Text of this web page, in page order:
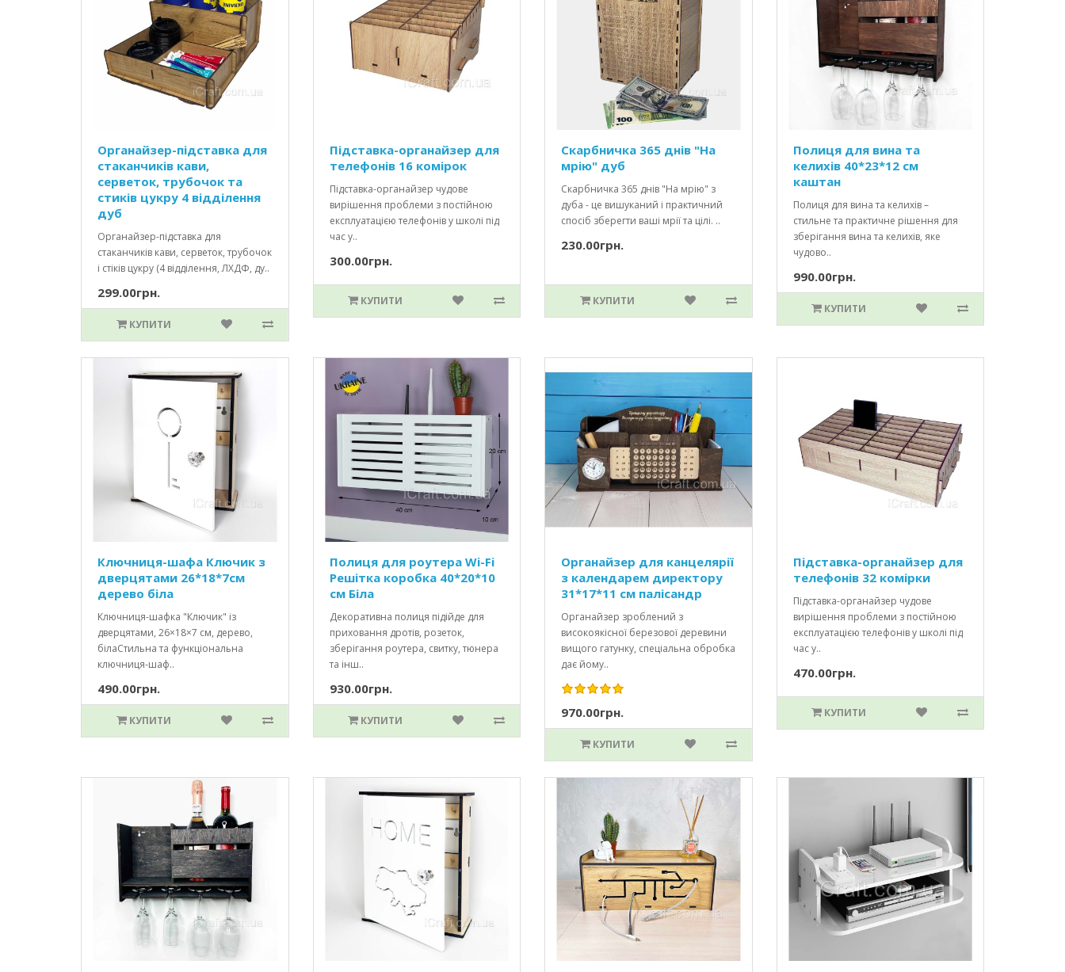
Органайзер-підставка для
стаканчиків кави,
серветок, трубочок та
стиків цукру 4 відділення
дуб
Органайзер-підставка для
стаканчиків кави, серветок, трубочок
і стіків цукру (4 відділення, ЛХДФ, ду..
299.00грн.
КУПИТИ
Підставка-органайзер для
телефонів 16 комірок
Підставка-органайзер чудове
вирішення проблеми з постійною
експлуатацією телефонів у школі під
час у..
300.00грн.
КУПИТИ
Скарбничка 365 днів "На
мрію" дуб
Скарбничка 365 днів "На мрію" з
дуба - це вишуканий і практичний
спосіб зберегти ваші мрії та цілі. ..
230.00грн.
КУПИТИ
Полиця для вина та
келихів 40*23*12 см
каштан
Полиця для вина та келихів –
стильне та практичне рішення для
зберігання вина та келихів, яке
чудово..
990.00грн.
КУПИТИ
Ключниця-шафа Ключик з
дверцятами 26*18*7см
дерево біла
Ключниця-шафка "Ключик" із
дверцятами, 26×18×7 см, дерево,
білаСтильна та функціональна
ключниця-шаф..
490.00грн.
КУПИТИ
Полиця для роутера Wi-Fi
Решітка коробка 40*20*10
см Біла
Декоративна полиця підійде для
приховання дротів, розеток,
зберігання роутера, свитку, тюнера
та інш..
930.00грн.
КУПИТИ
Органайзер для канцелярії
з календарем директору
31*17*11 см палісандр
Органайзер зроблений з
високоякісної березової деревини
вищого гатунку, спеціальна обробка
дає йому..
970.00грн.
КУПИТИ
Підставка-органайзер для
телефонів 32 комірки
Підставка-органайзер чудове
вирішення проблеми з постійною
експлуатацією телефонів у школі під
час у..
470.00грн.
КУПИТИ